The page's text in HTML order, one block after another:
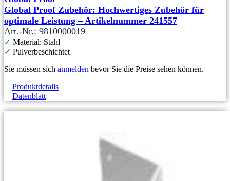
Global Proof Zubehör: Hochwertiges Zubehör für
optimale Leistung – Artikelnummer 241557
Art.-Nr.: 9810000019
✓ Material: Stahl
✓ Pulverbeschichtet
Sie müssen sich anmelden bevor Sie die Preise sehen können.
Produktdetails
Datenblatt